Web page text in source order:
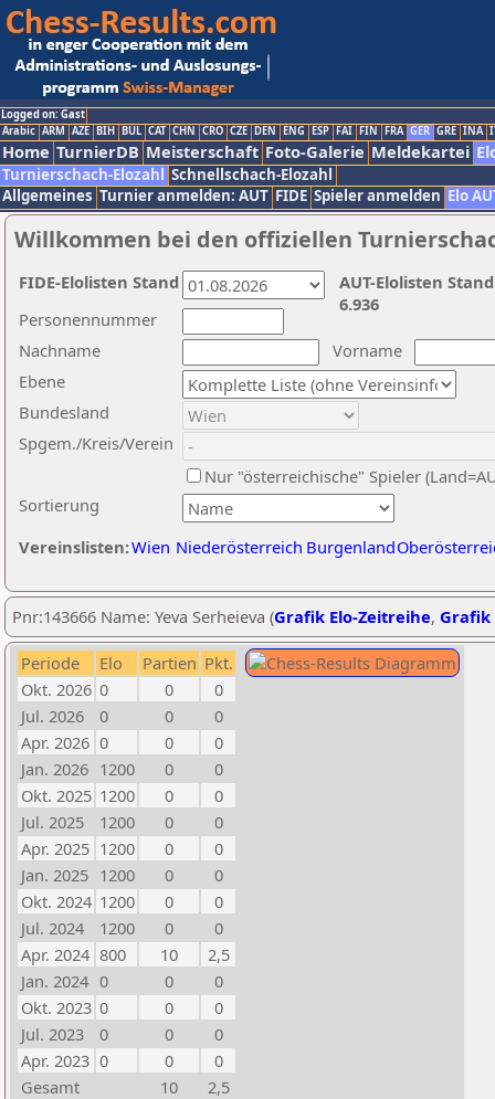
Logged on: Gast
Arabic ARM AZE BIH BUL CAT CHN CRO CZE DEN ENG ESP FAI FIN FRA GER GRE INA
Home TurnierDB Meisterschaft Foto-Galerie Meldekartei
Turnierschach-Elozahl Schnellschach-Elozahl
Allgemeines Turnier anmelden: AUT FIDE Spieler anmelden Elo
Willkommen bei den offiziellen
Nachname
Vorname
Ebene
Sortierung
Personennummer
Bundesland
Spgem./Kreis/Verein
Nur "österreichische" Spieler
Vereinslisten:Wien Niederösterreich Burgenland
AUT-Elolisten
6.936
FIDE-Elolisten Stand
Pnr:143666 Name: Yeva Serheieva (Grafik Elo-Zeitreihe, Grafik
Periode Elo Partien Pkt.
Okt. 2026 0 0
0
Jul. 2026
0 0
0
Apr. 2026 0 0
0
Jan. 2026 1200 0
0
Okt. 2025 1200 0
0
Jul. 2025
1200 0
0
Apr. 2025 1200 0
0
Jan. 2025 1200 0
0
Okt. 2024 1200 0
0
Jul. 2024
1200 0
0
Apr. 2024 800 10
2,5
Jan. 2024 0 0
0
Okt. 2023 0 0
0
Jul. 2023
0 0
0
Apr. 2023 0 0
0
Gesamt
10 2,5